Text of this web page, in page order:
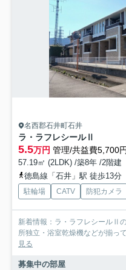
名西郡石井町石井
ラ・ラフレシールⅡ
5.5万円 管理/共益費5,700円
57.19㎡ (2LDK) /築8年 /2階建
徳島線「石井」駅 徒歩13分
駐輪場 CATV 防犯カメラ
新着情報：ラ・ラフレシールⅡ
所独立・浴室乾燥機などが揃っ
見る
募集中の部屋